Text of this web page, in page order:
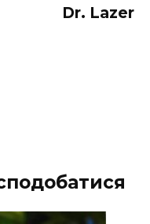
Dr. Lazer